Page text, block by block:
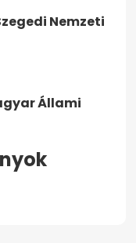
Nemzeti
Állami